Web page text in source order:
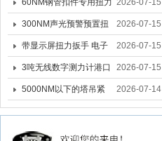
计
螺丝扭力专用扳手厂家
60NM钢管扣件专用扭力
扳手 脚手架扭力检测扳
手 工地扣件扭矩扳手品
牌
2026-07-15
300NM声光预警预置扭
力扳手 工业紧固专用数
显扭力工具厂家
2026-07-15
带显示屏扭力扳手 电子
数显扭力扳手 20NM精
准可调力矩扳手品牌
2026-07-15
3吨无线数字测力计港口
吊装专用
2026-07-15
5000NM以下的塔吊紧
固大扭力电动扳手 塔机
安装电动扳手厂家
2026-07-14